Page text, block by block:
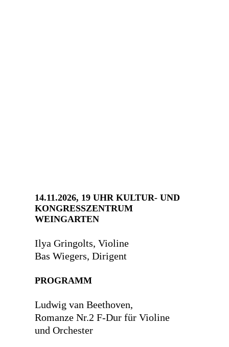
14.11.2026, 19 UHR KULTUR- UND
KONGRESSZENTRUM
WEINGARTEN
Ilya Gringolts, Violine
Bas Wiegers, Dirigent
PROGRAMM
Ludwig van Beethoven,
Romanze Nr.2 F-Dur für Violine
und Orchester